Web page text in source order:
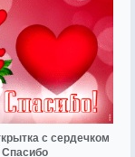
с сердечком
Спасибо